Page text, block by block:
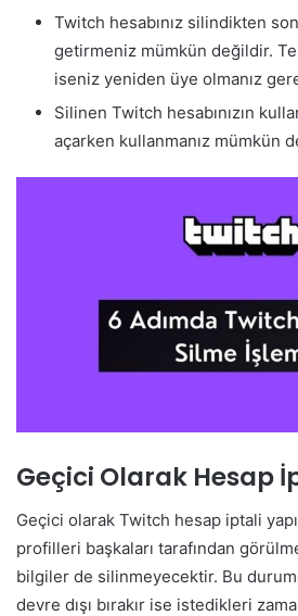
Twitch hesabınız silindikten
getirmeniz mümkün değildir.
iseniz yeniden üye olmanız
Silinen Twitch hesabınızın
açarken kullanmanız mümkün
Geçici Olarak Hesap
Geçici olarak Twitch hesap iptali
profilleri başkaları tarafından
bilgiler de silinmeyecektir. Bu
devre dışı bırakır ise istedikleri